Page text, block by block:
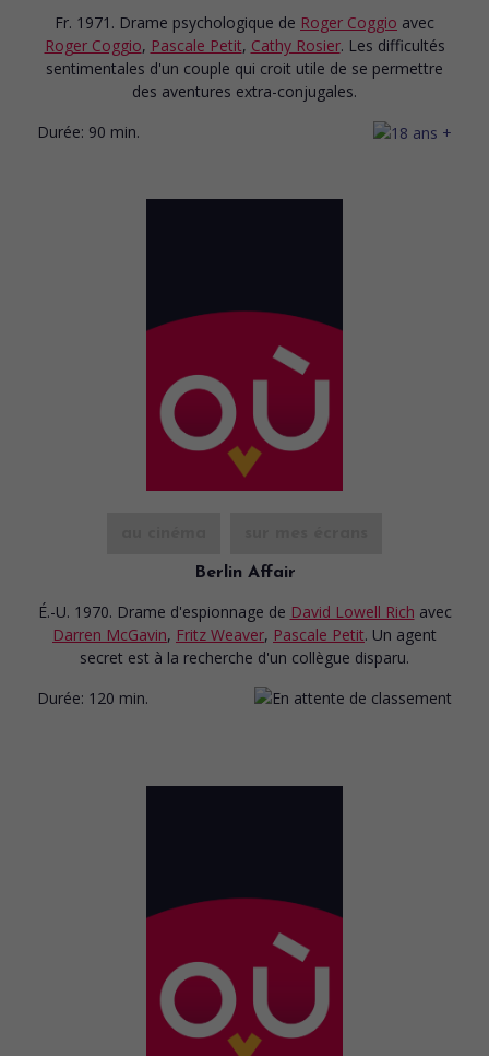
Fr. 1971. Drame psychologique de Roger Coggio avec
Roger Coggio, Pascale Petit, Cathy Rosier. Les difficultés
sentimentales d'un couple qui croit utile de se permettre
des aventures extra-conjugales.
Durée: 90 min.
Berlin Affair
É.-U. 1970. Drame d'espionnage de David Lowell Rich avec
Darren McGavin, Fritz Weaver, Pascale Petit. Un agent
secret est à la recherche d'un collègue disparu.
Durée: 120 min.